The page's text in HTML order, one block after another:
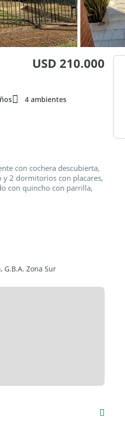
USD 210.000
4 ambientes
con cochera descubierta,
2 dormitorios con placares,
con quincho con parrilla,
Zona Sur